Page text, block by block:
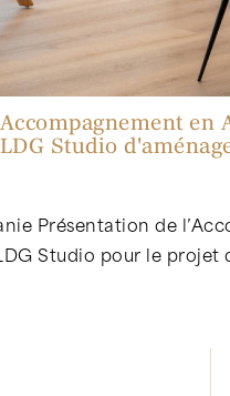
Studio
Présentation de
Studio pour le